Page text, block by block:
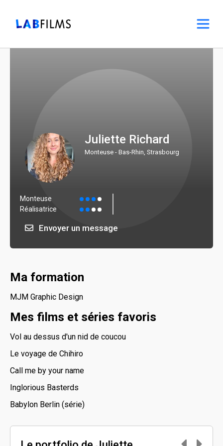
Juliette Richard
Monteuse - Bas-Rhin, Strasbourg
Monteuse
Réalisatrice
Envoyer un message
Ma formation
MJM Graphic Design
Mes films et séries favoris
Vol au dessus d'un nid de coucou
Le voyage de Chihiro
Call me by your name
Inglorious Basterds
Babylon Berlin (série)